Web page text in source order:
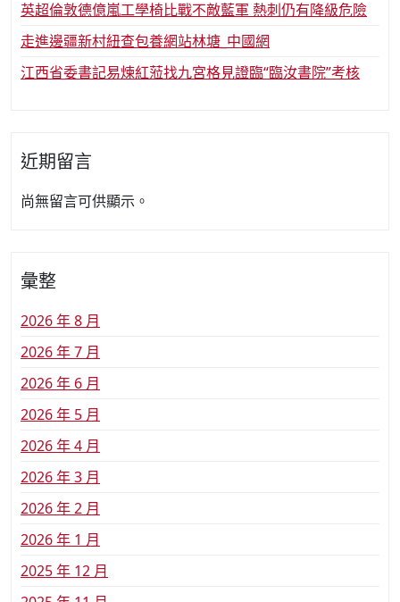
英超倫敦德億嵐工學椅比戰不敵藍軍 熱刺仍有降級危險
走進邊疆新村紐查包養網站林塘_中國網
江西省委書記易煉紅蒞找九宮格見證臨“臨汝書院”考核
近期留言
尚無留言可供顯示。
彙整
2026 年 8 月
2026 年 7 月
2026 年 6 月
2026 年 5 月
2026 年 4 月
2026 年 3 月
2026 年 2 月
2026 年 1 月
2025 年 12 月